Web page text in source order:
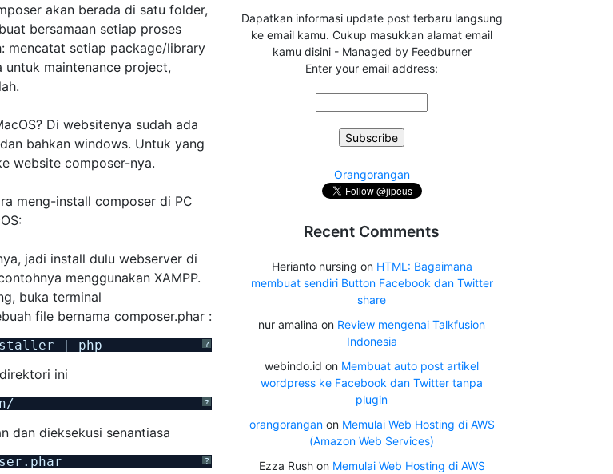
akan berada di satu folder,
bersamaan setiap proses
mencatat setiap package/library
maintenance project,
Di websitenya sudah ada
bahkan windows. Untuk yang
website composer-nya.
meng-install composer di PC
jadi install dulu webserver di
menggunakan XAMPP.
buka terminal
file bernama composer.phar :
?
| php
ini
?
dan dieksekusi senantiasa
?
Dapatkan informasi update post terbaru langsung
ke email kamu. Cukup masukkan alamat email
kamu disini - Managed by Feedburner
Enter your email address:
Orangorangan
Recent Comments
Herianto nursing on HTML: Bagaimana
membuat sendiri Button Facebook dan Twitter
share
nur amalina on Review mengenai Talkfusion
Indonesia
webindo.id on Membuat auto post artikel
wordpress ke Facebook dan Twitter tanpa
plugin
orangoranganon Memulai Web Hosting di AWS
(Amazon Web Services)
Ezza Rushon Memulai Web Hosting di AWS